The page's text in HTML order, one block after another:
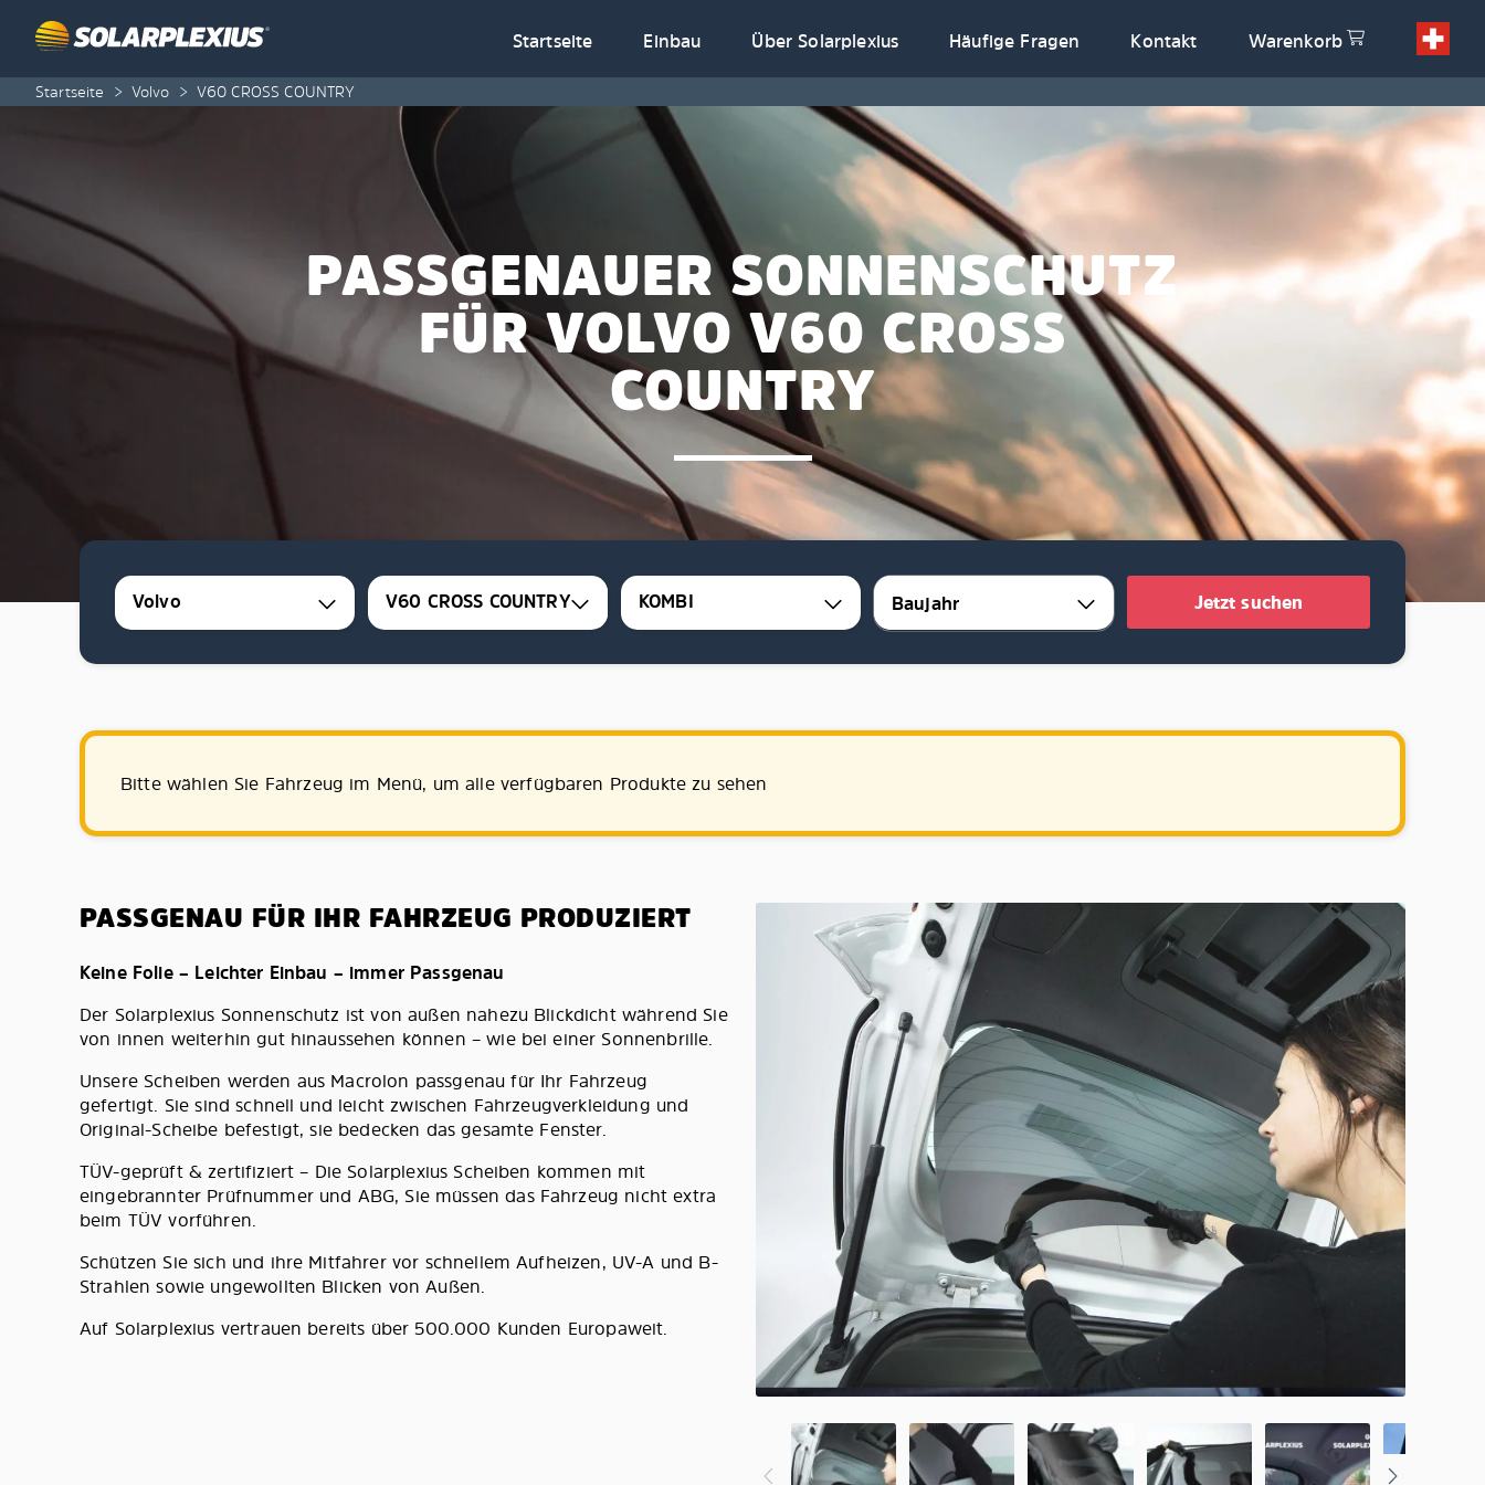
Startseite
Einbau Über Solarplexius Häufige Fragen Kontakt Warenkorb
Startseite > Volvo > V60 CROSS COUNTRY
PASSGENAUER SONNENSCHUTZ
FÜR VOLVO V60 CROSS
COUNTRY
Volvo V60 CROSS COUNTRY KOMBI Jetzt suchen
Bitte wählen Sie Fahrzeug im Menü, um alle verfügbaren Produkte zu sehen
PASSGENAU FÜR IHR FAHRZEUG PRODUZIERT
Keine Folie – Leichter Einbau – immer Passgenau
Der Solarplexius Sonnenschutz ist von außen nahezu Blickdicht während Sie
von innen weiterhin gut hinaussehen können – wie bei einer Sonnenbrille.
Unsere Scheiben werden aus Macrolon passgenau für Ihr Fahrzeug
gefertigt. Sie sind schnell und leicht zwischen Fahrzeugverkleidung und
Original-Scheibe befestigt, sie bedecken das gesamte Fenster.
TÜV-geprüft & zertifiziert – Die Solarplexius Scheiben kommen mit
eingebrannter Prüfnummer und ABG, Sie müssen das Fahrzeug nicht extra
beim TÜV vorführen.
Schützen Sie sich und ihre Mitfahrer vor schnellem Aufheizen, UV-A und B-
Strahlen sowie ungewollten Blicken von Außen.
Auf Solarplexius vertrauen bereits über 500.000 Kunden Europaweit.